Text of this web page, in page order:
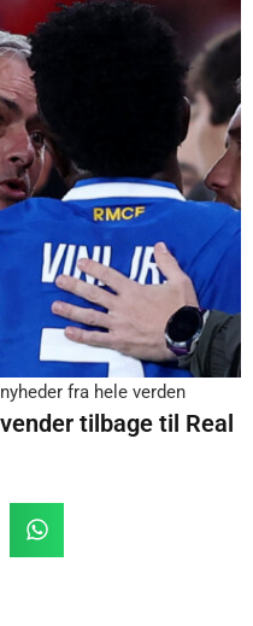
fra hele verden
tilbage til Real